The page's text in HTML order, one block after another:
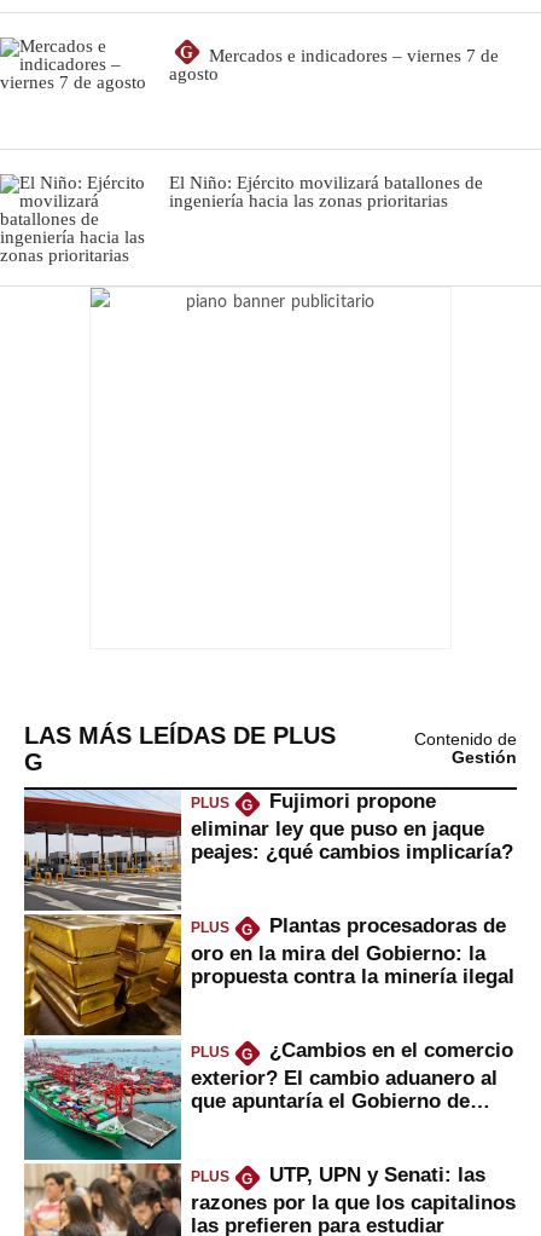
G
Mercados e indicadores – viernes 7 de
agosto
El Niño: Ejército movilizará batallones de
ingeniería hacia las zonas prioritarias
LAS MÁS LEÍDAS DE PLUS
G
Contenido de
Gestión
PLUS G
Fujimori propone
eliminar ley que puso en jaque
peajes: ¿qué cambios implicaría?
PLUS G
Plantas procesadoras de
oro en la mira del Gobierno: la
propuesta contra la minería ilegal
PLUS G
¿Cambios en el comercio
exterior? El cambio aduanero al
que apuntaría el Gobierno de
PLUS G
UTP, UPN y Senati: las
razones por la que los capitalinos
las prefieren para estudiar